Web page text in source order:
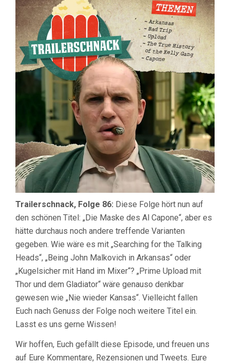
DIE
MASKE
DES
AL
Trailerschnack, Folge 86: Diese Folge hört nun auf
den schönen Titel: „Die Maske des Al Capone“, aber es
hätte durchaus noch andere treffende Varianten
gegeben. Wie wäre es mit „Searching for the Talking
Heads“, „Being John Malkovich in Arkansas“ oder
„Kugelsicher mit Hand im Mixer“? „Prime Upload mit
Thor und dem Gladiator“ wäre genauso denkbar
gewesen wie „Nie wieder Kansas“. Vielleicht fallen
Euch nach Genuss der Folge noch weitere Titel ein.
Lasst es uns gerne Wissen!
Wir hoffen, Euch gefällt diese Episode, und freuen uns
auf Eure Kommentare, Rezensionen und Tweets. Eure